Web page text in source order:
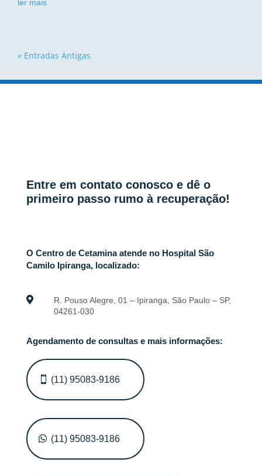
ler mais
« Entradas Antigas
Entre em contato conosco e dê o
primeiro passo rumo à recuperação!
O Centro de Cetamina atende no Hospital São
Camilo Ipiranga, localizado:

R. Pouso Alegre, 01 – Ipiranga, São Paulo – SP,
04261-030
Agendamento de consultas e mais informações:
(11) 95083-9186
(11) 95083-9186